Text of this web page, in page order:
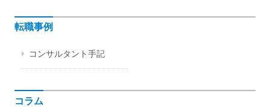
転職事例
コンサルタント手記
コラム